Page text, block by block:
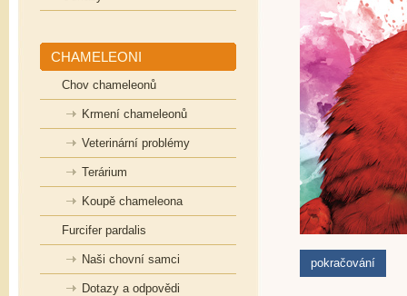
CHAMELEONI
Chov chameleonů
Krmení chameleonů
Veterinární problémy
Terárium
Koupě chameleona
Furcifer pardalis
Naši chovní samci
Dotazy a odpovědi
pokračování